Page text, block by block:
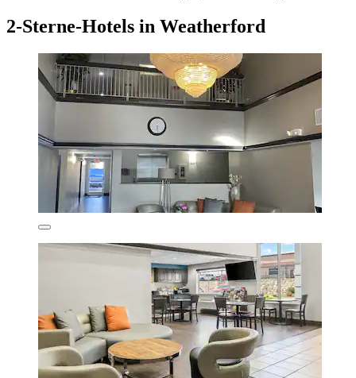
2-Sterne-Hotels in Weatherford